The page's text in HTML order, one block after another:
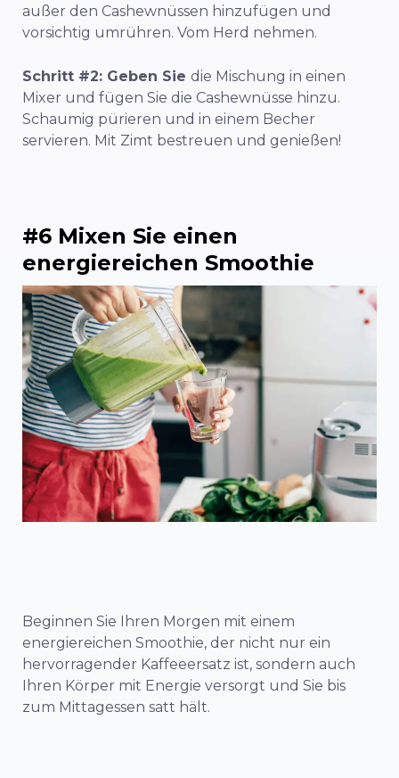
außer den Cashewnüssen hinzufügen und
vorsichtig umrühren. Vom Herd nehmen.
Schritt #2: Geben Sie die Mischung in einen
Mixer und fügen Sie die Cashewnüsse hinzu.
Schaumig pürieren und in einem Becher
servieren. Mit Zimt bestreuen und genießen!
#6 Mixen Sie einen
energiereichen Smoothie
Beginnen Sie Ihren Morgen mit einem
energiereichen Smoothie, der nicht nur ein
hervorragender Kaffeeersatz ist, sondern auch
Ihren Körper mit Energie versorgt und Sie bis
zum Mittagessen satt hält.